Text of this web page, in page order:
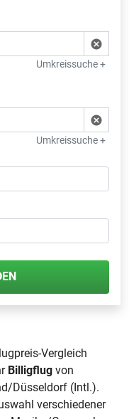
Umkreissuche +
Umkreissuche +
Vergleich
Billigflug von
Düsseldorf (Intl.).
verschiedener